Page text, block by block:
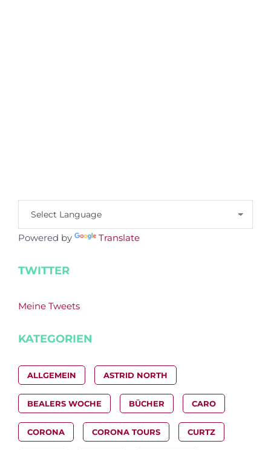
Powered by Translate
TWITTER
Meine Tweets
KATEGORIEN
ALLGEMEIN ASTRID NORTH
BEALERS WOCHE BÜCHER CARO
CORONA CORONA TOURS CURTZ